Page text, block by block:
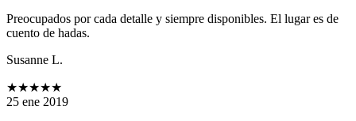
Preocupados por cada detalle y siempre disponibles. El lugar es de
cuento de hadas.
Susanne L.
★★★★★
25 ene 2019